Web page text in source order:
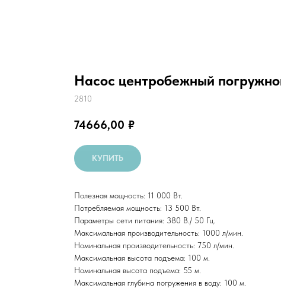
Насос центробежный
2810
74666,00 ₽
КУПИТЬ
Полезная мощность: 11 000 Вт.
Потребляемая мощность: 13 500 Вт.
Параметры сети питания: 380 В./ 50 Гц.
Максимальная производительность: 1000 л/мин.
Номинальная производительность: 750 л/мин.
Максимальная высота подъема: 100 м.
Номинальная высота подъема: 55 м.
Максимальная глубина погружения в воду: 100 м.